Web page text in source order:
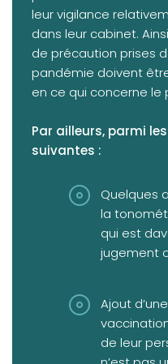
leur vigilance
dans leur cabinet.
de précaution prises
pandémie doivent
en ce qui concerne le
Par ailleurs, parmi
suivantes :
Quelques
la
qui est
jugement
Ajout
de leur